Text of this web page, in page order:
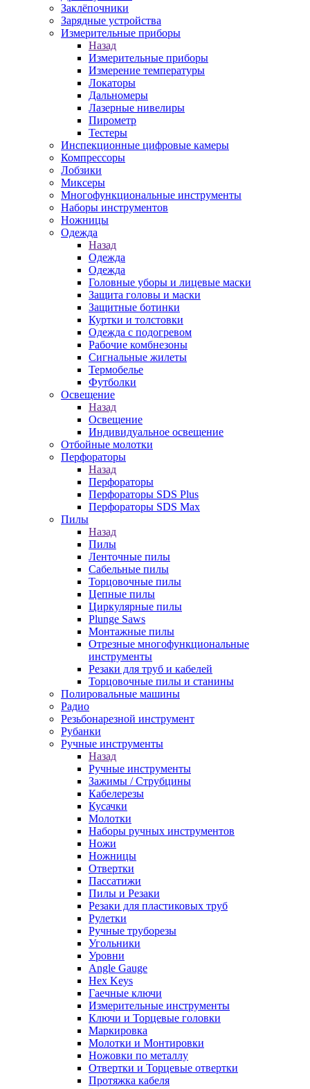
Заклёпочники
Зарядные устройства
Измерительные приборы
Назад
Измерительные приборы
Измерение температуры
Локаторы
Дальномеры
Лазерные нивелиры
Пирометр
Тестеры
Инспекционные цифровые камеры
Компрессоры
Лобзики
Миксеры
Многофункциональные инструменты
Наборы инструментов
Ножницы
Одежда
Назад
Одежда
Одежда
Головные уборы и лицевые маски
Защита головы и маски
Защитные ботинки
Куртки и толстовки
Одежда с подогревом
Рабочие комбнезоны
Сигнальные жилеты
Термобелье
Футболки
Освещение
Назад
Освещение
Индивидуальное освещение
Отбойные молотки
Перфораторы
Назад
Перфораторы
Перфораторы SDS Plus
Перфораторы SDS Max
Пилы
Назад
Пилы
Ленточные пилы
Сабельные пилы
Торцовочные пилы
Цепные пилы
Циркулярные пилы
Plunge Saws
Монтажные пилы
Отрезные многофункциональные
инструменты
Резаки для труб и кабелей
Торцовочные пилы и станины
Полировальные машины
Радио
Резьбонарезной инструмент
Рубанки
Ручные инструменты
Назад
Ручные инструменты
Зажимы / Струбцины
Кабелерезы
Кусачки
Молотки
Наборы ручных инструментов
Ножи
Ножницы
Отвертки
Пассатижи
Пилы и Резаки
Резаки для пластиковых труб
Рулетки
Ручные труборезы
Угольники
Уровни
Angle Gauge
Hex Keys
Гаечные ключи
Измерительные инструменты
Ключи и Торцевые головки
Маркировка
Молотки и Монтировки
Ножовки по металлу
Отвертки и Торцевые отвертки
Протяжка кабеля